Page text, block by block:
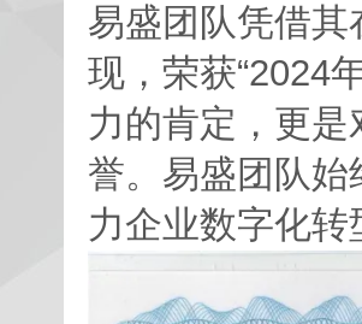
易盛团队凭借
现，荣获“2024
力的肯定，更
誉。易盛团队
力企业数字化转